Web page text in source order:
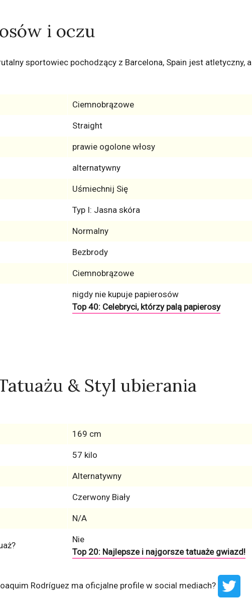
i oczu
sportowiec pochodzący z Barcelona, Spain jest atletyczny, a
Ciemnobrązowe
Straight
prawie ogolone włosy
alternatywny
Uśmiechnij Się
Typ I: Jasna skóra
Normalny
Bezbrody
Ciemnobrązowe
nigdy nie kupuje papierosów
Top 40: Celebryci, którzy palą papierosy
& Styl ubierania
169 cm
57 kilo
Alternatywny
Czerwony Biały
N/A
Nie
Top 20: Najlepsze i najgorsze tatuaże gwiazd!
Rodríguez ma oficjalne profile w social mediach?